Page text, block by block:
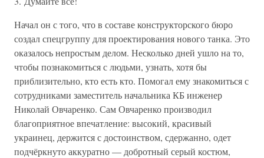
Начал он с того, что в составе конструкторского бюро
создал спецгруппу для проектирования нового танка. Это
оказалось непростым делом. Несколько дней ушло на то,
чтобы познакомиться с людьми, узнать, хотя бы
приблизительно, кто есть кто. Помогал ему знакомиться с
сотрудниками заместитель начальника КБ инженер
Николай Овчаренко. Сам Овчаренко производил
благоприятное впечатление: высокий, красивый
украинец, держится с достоинством, сдержанно, одет
подчёркнуто аккуратно — добротный серый костюм,